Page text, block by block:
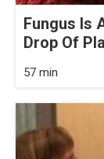
Fungus Is
Drop Of
57 min